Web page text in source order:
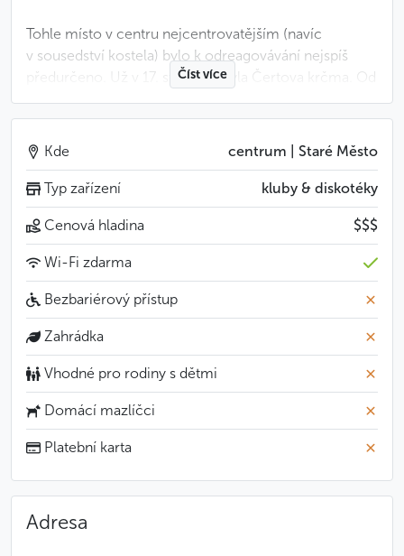
Tohle místo v centru nejcentrovatějším (navíc
v sousedství kostela) bylo k odreagovávání nejspíš
předurčeno. Už v 17. století tu byla Čertova krčma. Od
roku 1919 do 2. světové vyhlášený hudební podnik pro
pražskou smetánku s lehkými děvami. A na sklonku
minulého režimu pedagogicko-psychologická
poradna...
Jděte do toho! Tenhle flek dělá lidem – zvlášť mladým
a neklidným – dobře už nějakých 400 let.
Číst více
Kde centrum | Staré Město
Typ zařízení kluby & diskotéky
Cenová hladina $$$
Wi-Fi zdarma
Bezbariérový přístup
Zahrádka
Vhodné pro rodiny s dětmi
Domácí mazlíčci
Platební karta
Adresa